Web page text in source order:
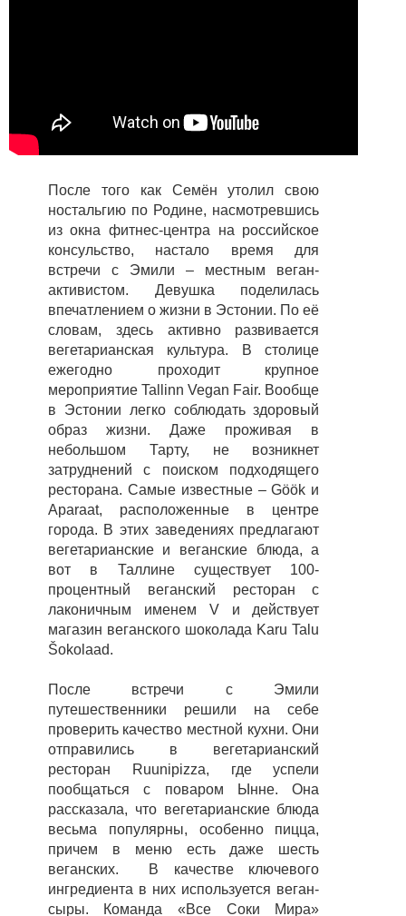
После того как Семён утолил свою
ностальгию по Родине, насмотревшись
из окна фитнес-центра на российское
консульство, настало время для
встречи с Эмили – местным веган-
активистом. Девушка поделилась
впечатлением о жизни в Эстонии. По её
словам, здесь активно развивается
вегетарианская культура. В столице
ежегодно проходит крупное
мероприятие Tallinn Vegan Fair. Вообще
в Эстонии легко соблюдать здоровый
образ жизни. Даже проживая в
небольшом Тарту, не возникнет
затруднений с поиском подходящего
ресторана. Самые известные – Göök и
Aparaat, расположенные в центре
города. В этих заведениях предлагают
вегетарианские и веганские блюда, а
вот в Таллине существует 100-
процентный веганский ресторан с
лаконичным именем V и действует
магазин веганского шоколада Karu Talu
Šokolaad.
После встречи с Эмили
путешественники решили на себе
проверить качество местной кухни. Они
отправились в вегетарианский
ресторан Ruunipizza, где успели
пообщаться с поваром Ынне.Она
рассказала, что вегетарианские блюда
весьма популярны, особенно пицца,
причем в меню есть даже шесть
веганских.
В качестве ключевого
ингредиента в них используется веган-
сыры. Команда «Все Соки Мира»